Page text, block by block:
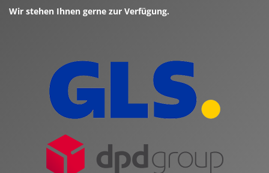
Wir stehen Ihnen gerne zur Verfügung.